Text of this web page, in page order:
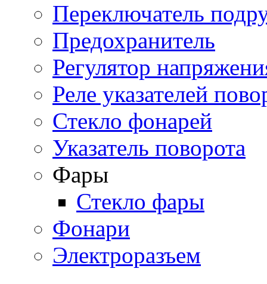
Переключатель
Предохранитель
Регулятор
Реле указателей
Стекло фонарей
Указатель поворота
Фары
Стекло фары
Фонари
Электроразъем